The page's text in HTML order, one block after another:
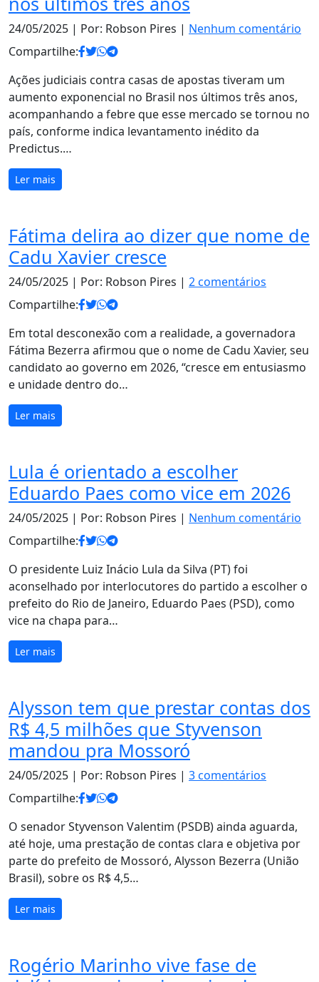
24/05/2025 | Por: Robson Pires | Nenhum comentário
Compartilhe:
Ações judiciais contra casas de apostas tiveram um
aumento exponencial no Brasil nos últimos três anos,
acompanhando a febre que esse mercado se tornou no
país, conforme indica levantamento inédito da
Predictus.…
Ler mais
Fátima delira ao dizer que nome de
Cadu Xavier cresce
24/05/2025 | Por: Robson Pires | 2 comentários
Compartilhe:
Em total desconexão com a realidade, a governadora
Fátima Bezerra afirmou que o nome de Cadu Xavier, seu
candidato ao governo em 2026, “cresce em entusiasmo
e unidade dentro do…
Ler mais
Lula é orientado a escolher
Eduardo Paes como vice em 2026
24/05/2025 | Por: Robson Pires | Nenhum comentário
Compartilhe:
O presidente Luiz Inácio Lula da Silva (PT) foi
aconselhado por interlocutores do partido a escolher o
prefeito do Rio de Janeiro, Eduardo Paes (PSD), como
vice na chapa para…
Ler mais
Alysson tem que prestar contas dos
R$ 4,5 milhões que Styvenson
mandou pra Mossoró
24/05/2025 | Por: Robson Pires | 3 comentários
Compartilhe:
O senador Styvenson Valentim (PSDB) ainda aguarda,
até hoje, uma prestação de contas clara e objetiva por
parte do prefeito de Mossoró, Alysson Bezerra (União
Brasil), sobre os R$ 4,5…
Ler mais
Rogério Marinho vive fase de